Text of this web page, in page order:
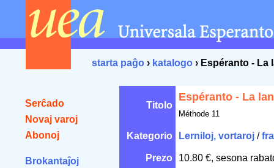
starta paĝo › katalogo › Espéranto -
Serĉado
Novaj varoj
Abonoj
Brokantaĵoj
Titolo
Espéranto - La
Méthode 11
Kategorio Lerniloj, vortaroj /
Prezo 10.80 €, sesona